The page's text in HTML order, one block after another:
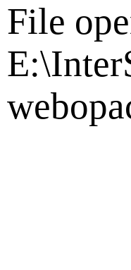
File